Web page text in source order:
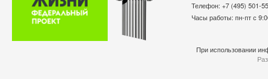
Телефон: +7 (495)
Часы работы: пн-пт с
При использовании